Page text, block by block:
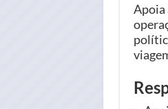
Apoia